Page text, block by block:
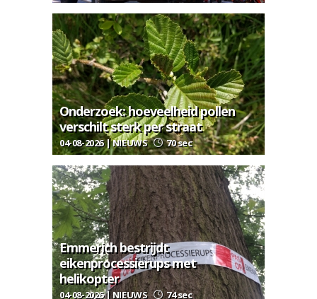
Onderzoek: hoeveelheid pollen
verschilt sterk per straat
04-08-2026 | NIEUWS 70 sec
Emmerich bestrijdt
eikenprocessierups met
helikopter
04-08-2026 | NIEUWS 74 sec